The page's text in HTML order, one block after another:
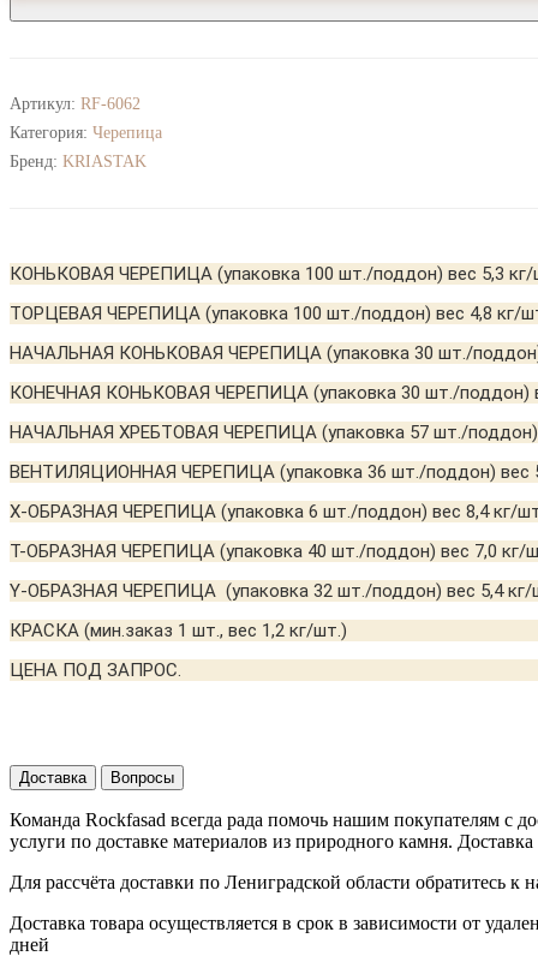
Артикул: RF-6062
Категория: Черепица
Бренд: KRIASTAK
КОНЬКОВАЯ ЧЕРЕПИЦА (упаковка 100 шт./поддон) вес 5,3 кг/
ТОРЦЕВАЯ ЧЕРЕПИЦА (упаковка 100 шт./поддон) вес 4,8 кг/
НАЧАЛЬНАЯ КОНЬКОВАЯ ЧЕРЕПИЦА (упаковка 30 шт./
КОНЕЧНАЯ КОНЬКОВАЯ ЧЕРЕПИЦА (упаковка 30 шт./поддон)
НАЧАЛЬНАЯ ХРЕБТОВАЯ ЧЕРЕПИЦА (упаковка 57 шт./поддон)
ВЕНТИЛЯЦИОННАЯ ЧЕРЕПИЦА (упаковка 36 шт./поддон) вес
Х-ОБРАЗНАЯ ЧЕРЕПИЦА (упаковка 6 шт./поддон) вес 8,4 кг/
Т-ОБРАЗНАЯ ЧЕРЕПИЦА (упаковка 40 шт./поддон) вес 7,0 кг/
Y-ОБРАЗНАЯ ЧЕРЕПИЦА (упаковка 32 шт./поддон) вес 5,4 кг/
КРАСКА (мин.заказ 1 шт., вес 1,2 кг/шт.)
ЦЕНА ПОД ЗАПРОС.
Доставка Вопросы
Команда Rockfasad всегда рада помочь нашим покупателям с
услуги по доставке материалов из природного камня.
Для рассчёта доставки по Лениградской области обратитесь
Доставка товара осуществляется в срок в зависимости от
дней